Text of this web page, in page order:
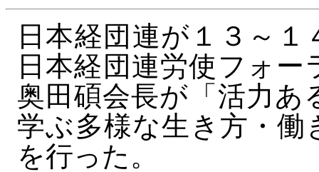
日本経団連が１３～
日本経団連労使フォ
奥田碩会長が「活力あ
学ぶ多様な生き方・働
を行った。